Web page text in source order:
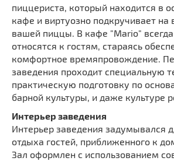
пиццериста, который находится в
кафе и виртуозно подкручивает на
вашей пиццы. В кафе "Mario"
относятся к гостям, стараясь
комфортное времяпровождение.
заведения проходит специальную
практическую подготовку по
барной культуры, и даже культуре
Интерьер заведения
Интерьер заведения задумывался
отдыха гостей, приближенного к
Зал оформлен с использованием